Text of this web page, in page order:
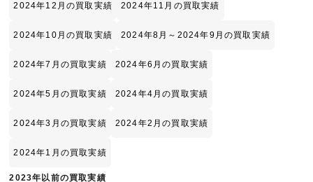
2024年12月の買取実績 2024年11月の買取実績
2024年10月の買取実績 2024年8月～2024年9月の買取実績
2024年7月の買取実績 2024年6月の買取実績
2024年5月の買取実績 2024年4月の買取実績
2024年3月の買取実績 2024年2月の買取実績
2024年1月の買取実績
2023年以前の買取実績